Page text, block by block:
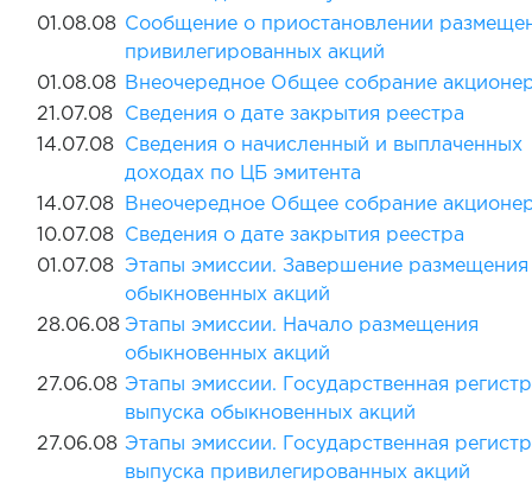
01.08.08 Сообщение о приостановлении
привилегированных акций
01.08.08 Внеочередное Общее собрание
21.07.08
Сведения о дате закрытия реестра
14.07.08
Сведения о начисленный и выплаченных
доходах по ЦБ эмитента
14.07.08
Внеочередное Общее собрание
10.07.08
Сведения о дате закрытия реестра
01.07.08 Этапы эмиссии. Завершение размещения
обыкновенных акций
28.06.08 Этапы эмиссии. Начало размещения
обыкновенных акций
27.06.08 Этапы эмиссии. Государственная
выпуска обыкновенных акций
27.06.08 Этапы эмиссии. Государственная
выпуска привилегированных акций